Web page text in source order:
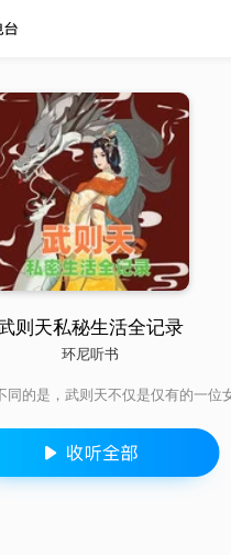
则天私秘生活全记录
环尼听书
同的是，武则天不仅是仅有的一位
但对我们赏析那段多彩的历史，倒